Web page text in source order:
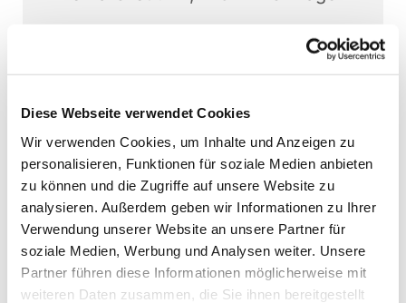
Diese Webseite verwendet Cookies
Wir verwenden Cookies, um Inhalte und Anzeigen zu
personalisieren, Funktionen für soziale Medien anbieten
zu können und die Zugriffe auf unsere Website zu
analysieren. Außerdem geben wir Informationen zu Ihrer
Verwendung unserer Website an unsere Partner für
soziale Medien, Werbung und Analysen weiter. Unsere
Partner führen diese Informationen möglicherweise mit
weiteren Daten zusammen, die Sie ihnen bereitgestellt